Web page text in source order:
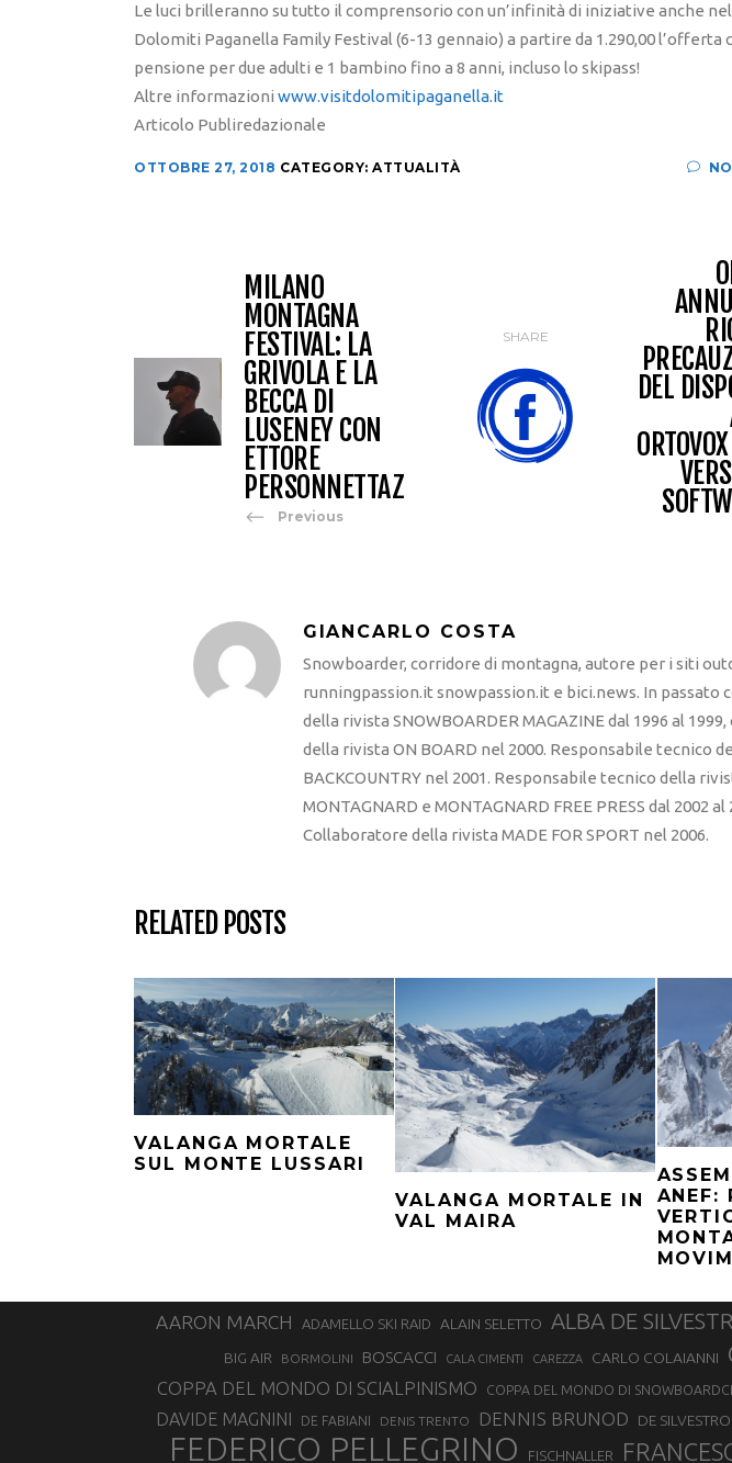
Le luci brilleranno su tutto il comprensorio con un’infinità di iniziative anche
Dolomiti Paganella Family Festival (6-13 gennaio) a partire da 1.290,00 l’offerta
pensione per due adulti e 1 bambino fino a 8 anni, incluso lo skipass!
Altre informazioni www.visitdolomitipaganella.it
Articolo Publiredazionale
OTTOBRE 27, 2018 CATEGORY: ATTUALITÀ
MILANO
MONTAGNA
FESTIVAL: LA
GRIVOLA E LA
BECCA DI
LUSENEY CON
ETTORE
PERSONNETTAZ
Previous
SHARE
DEL
GIANCARLO COSTA
Snowboarder, corridore di montagna, autore per i siti
runningpassion.it snowpassion.it e bici.news. In passato
della rivista SNOWBOARDER MAGAZINE dal 1996 al
della rivista ON BOARD nel 2000. Responsabile tecnico
BACKCOUNTRY nel 2001. Responsabile tecnico della
MONTAGNARD e MONTAGNARD FREE PRESS dal 2002 al
Collaboratore della rivista MADE FOR SPORT nel 2006.
RELATED POSTS
VALANGA MORTALE
SUL MONTE LUSSARI
VALANGA MORTALE IN
VAL MAIRA
ANEF:
AARON MARCH ADAMELLO SKI RAID ALAIN SELETTO ALBA DE
BIG AIR
BORMOLINI BOSCACCI CALA CIMENTI CAREZZA CARLO COLAIANNI
COPPA DEL MONDO DI SCIALPINISMO COPPA DEL MONDO DI
DAVIDE MAGNINI DE FABIANI DENIS TRENTO DENNIS BRUNOD DE SILVESTRO
FEDERICO PELLEGRINO FISCHNALLER